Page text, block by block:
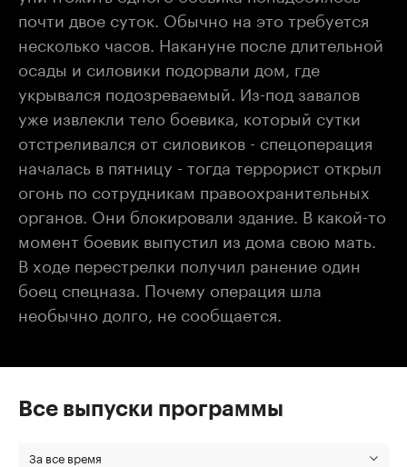
почти двое суток. Обычно на это требуется
несколько часов. Накануне после длительной
осады и силовики подорвали дом, где
укрывался подозреваемый. Из-под завалов
уже извлекли тело боевика, который сутки
отстреливался от силовиков - спецоперация
началась в пятницу - тогда террорист открыл
огонь по сотрудникам правоохранительных
органов. Они блокировали здание. В какой-то
момент боевик выпустил из дома свою мать.
В ходе перестрелки получил ранение один
боец спецназа. Почему операция шла
необычно долго, не сообщается.
Все выпуски программы
За все время